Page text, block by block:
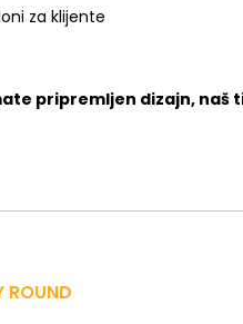
za klijente
pripremljen dizajn,
ROUND